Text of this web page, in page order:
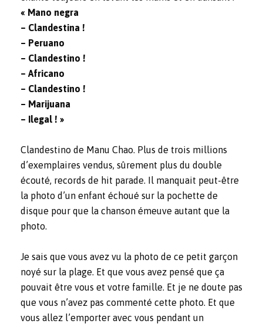
« Mano negra
– Clandestina !
– Peruano
– Clandestino !
– Africano
– Clandestino !
– Marijuana
– Ilegal ! »
Clandestino de Manu Chao. Plus de trois millions
d’exemplaires vendus, sûrement plus du double
écouté, records de hit parade. Il manquait peut-être
la photo d’un enfant échoué sur la pochette de
disque pour que la chanson émeuve autant que la
photo.
Je sais que vous avez vu la photo de ce petit garçon
noyé sur la plage. Et que vous avez pensé que ça
pouvait être vous et votre famille. Et je ne doute pas
que vous n’avez pas commenté cette photo. Et que
vous allez l’emporter avec vous pendant un